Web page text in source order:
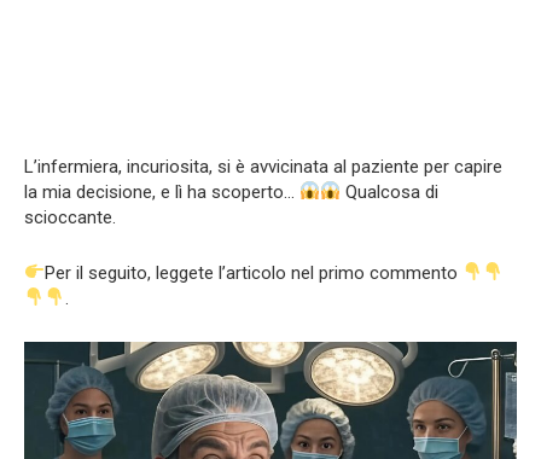
L’infermiera, incuriosita, si è avvicinata al paziente per capire
la mia decisione, e lì ha scoperto…
Qualcosa di
scioccante.
Per il seguito, leggete l’articolo nel primo commento
.